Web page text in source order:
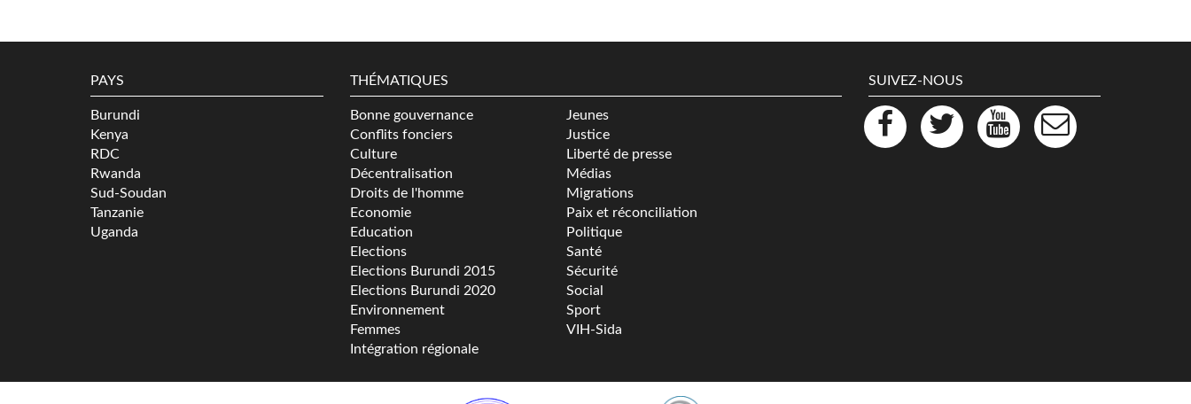
PAYS
Burundi
Kenya
RDC
Rwanda
Sud-Soudan
Tanzanie
Uganda
THÉMATIQUES
Bonne gouvernance
Conflits fonciers
Culture
Décentralisation
Droits de l'homme
Economie
Education
Elections
Elections Burundi 2015
Elections Burundi 2020
Environnement
Femmes
Intégration régionale
Jeunes
Justice
Liberté de presse
Médias
Migrations
Paix et réconciliation
Politique
Santé
Sécurité
Social
Sport
VIH-Sida
SUIVEZ-NOUS